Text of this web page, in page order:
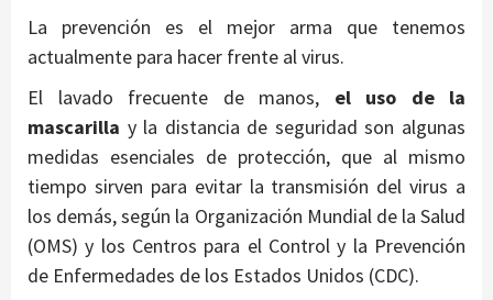
La prevención es el mejor arma que tenemos
actualmente para hacer frente al virus.
El lavado frecuente de manos, el uso de la
mascarilla y la distancia de seguridad son algunas
medidas esenciales de protección, que al mismo
tiempo sirven para evitar la transmisión del virus a
los demás, según la Organización Mundial de la Salud
(OMS) y los Centros para el Control y la Prevención
de Enfermedades de los Estados Unidos (CDC).